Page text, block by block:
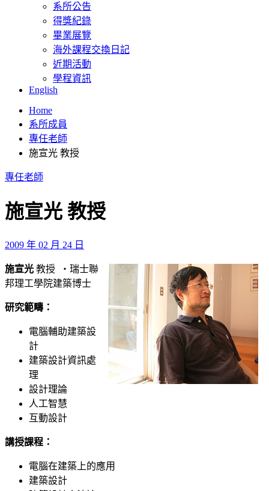
系所公告
得獎紀錄
畢業展覽
海外課程交換日記
近期活動
學程資訊
English
Home
系所成員
專任老師
施宣光 教授
專任老師
施宣光 教授
2009 年 02 月 24 日
施宣光 教授 ‧瑞士聯
邦理工學院建築博士
研究範疇：
電腦輔助建築設
計
建築設計資訊處
理
設計理論
人工智慧
互動設計
講授課程：
電腦在建築上的應用
建築設計